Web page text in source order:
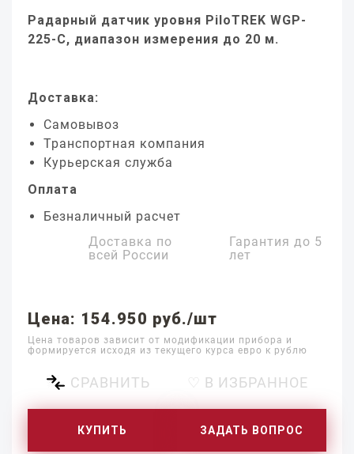
Радарный датчик уровня PiloTREK WGP-
225-C, диапазон измерения до 20 м.
Доставка:
Самовывоз
Транспортная компания
Курьерская служба
Оплата
Безналичный расчет
Доставка по
всей России
Гарантия до 5
лет
Цена: 154.950 руб./шт
Цена товаров зависит от модификации прибора и
формируется исходя из текущего курса евро к рублю
СРАВНИТЬ ♡ В ИЗБРАННОЕ
КУПИТЬ ЗАДАТЬ ВОПРОС